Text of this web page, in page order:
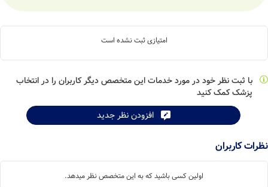
امتیازی ثبت نشده است
با ثبت نظر خود در مورد خدمات این متخصص دیگر کاربران را در انتخاب
پزشک کمک کنید
افزودن نظر جدید
نظرات کاربران
اولین کسی باشید که به این متخصص نظر میدهد.